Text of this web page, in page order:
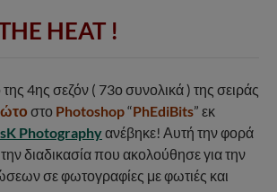
HEAT !
4ης σεζόν ( 73ο συνολικά ) της σειράς
στο Photoshop“PhEdiBits” εκ
Photographyανέβηκε! Αυτή την φορά
διαδικασία που ακολούθησε για την
σε φωτογραφίες με φωτιές και